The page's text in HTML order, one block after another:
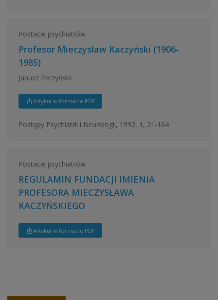
Postacie psychiatrów
Profesor Mieczysław Kaczyński (1906-
1985)
Janusz Perzyński
Artykuł w formacie PDF
Postępy Psychiatrii i Neurologii, 1992, 1, 21-164
Postacie psychiatrów
REGULAMIN FUNDACJI IMIENIA
PROFESORA MIECZYSŁAWA
KACZYŃSKIEGO
Artykuł w formacie PDF